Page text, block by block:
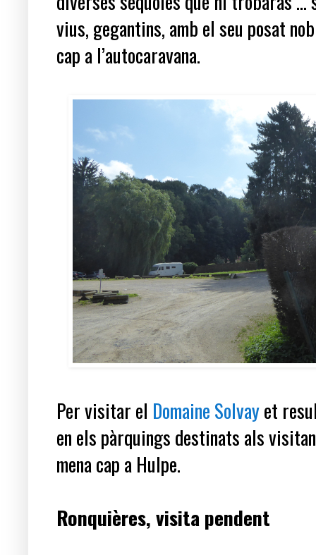
vius, gegantins, amb el seu posat
cap a l’autocaravana.
Per visitar el Domaine Solvayet
en els pàrquings destinats als
mena cap a Hulpe.
Ronquières, visita pendent